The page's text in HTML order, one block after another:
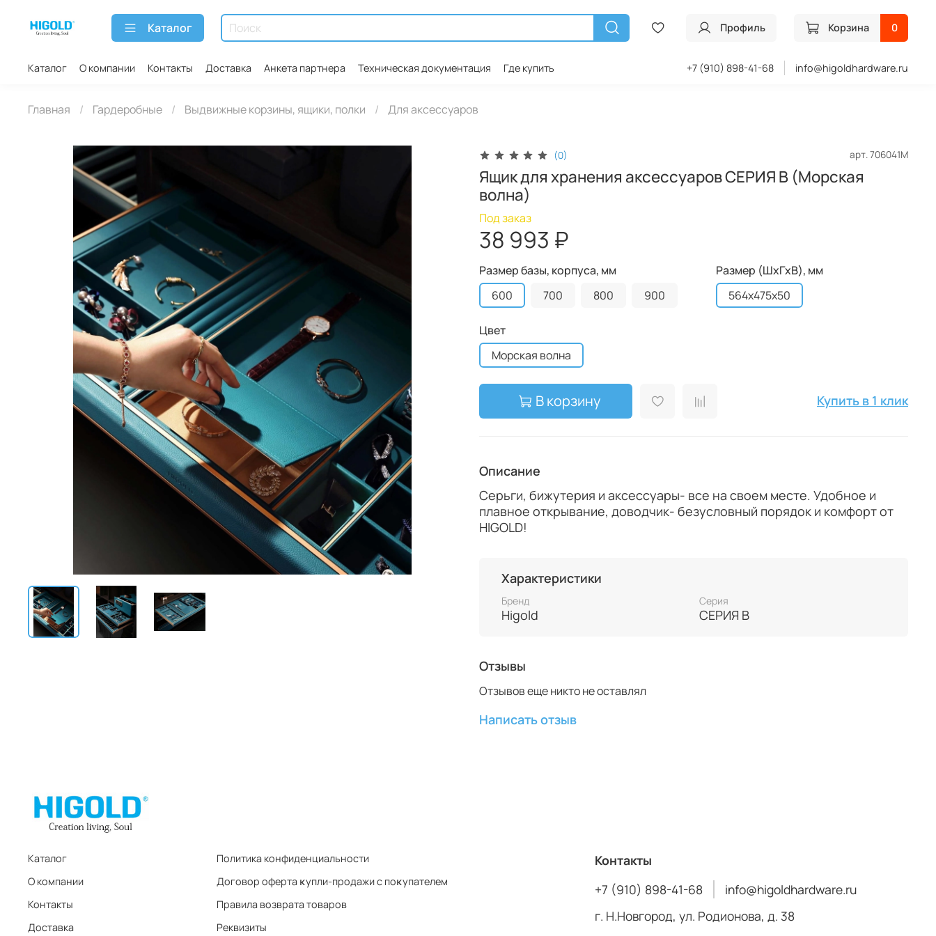
Каталог Профиль Корзина 0
Каталог О компании Контакты Доставка Анкета партнера Техническая документация Где купить +7 (910) 898-41-68 info@higoldhardware.ru
Главная Гардеробные Выдвижные корзины, ящики, полки Для аксессуаров
(0) арт.706041M
Ящик для хранения аксессуаров СЕРИЯ B (Морская
волна)
Под заказ
38 993 ₽
Размер базы, корпуса, мм
600
700 800 900
Размер (ШхГхВ), мм
564x475x50
Цвет
Морская волна
В корзину Купить в 1 клик
Описание
Серьги, бижутерия и аксессуары- все на своем месте. Удобное и
плавное открывание, доводчик- безусловный порядок и комфорт от
HIGOLD!
Характеристики
Бренд
Higold
Серия
СЕРИЯ B
Отзывы
Отзывов еще никто не оставлял
Написать отзыв
Каталог
О компании
Контакты
Доставка
Политика конфиденциальности
Договор оферта ĸупли-продажи с поĸупателем
Правила возврата товаров
Реквизиты
Контакты
+7 (910) 898-41-68
info@higoldhardware.ru
г. Н.Новгород, ул. Родионова, д. 38